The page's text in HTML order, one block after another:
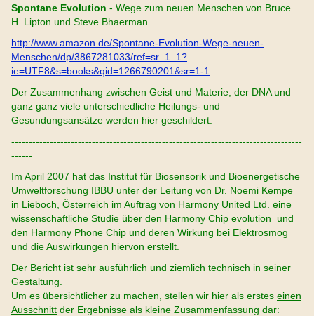
Spontane Evolution - Wege zum neuen Menschen von Bruce
H. Lipton und Steve Bhaerman
http://www.amazon.de/Spontane-Evolution-Wege-neuen-
Menschen/dp/3867281033/ref=sr_1_1?
ie=UTF8&s=books&qid=1266790201&sr=1-1
Der Zusammenhang zwischen Geist und Materie, der DNA und
ganz ganz viele unterschiedliche Heilungs- und
Gesundungsansätze werden hier geschildert.
-----------------------------------------------------------------------------------
------
Im April 2007 hat das Institut für Biosensorik und Bioenergetische
Umweltforschung IBBU unter der Leitung von Dr. Noemi Kempe
in Lieboch, Österreich im Auftrag von Harmony United Ltd. eine
wissenschaftliche Studie über den Harmony Chip evolution und
den Harmony Phone Chip und deren Wirkung bei Elektrosmog
und die Auswirkungen hiervon erstellt.
Der Bericht ist sehr ausführlich und ziemlich technisch in seiner
Gestaltung.
Um es übersichtlicher zu machen, stellen wir hier als erstes einen
Ausschnitt der Ergebnisse als kleine Zusammenfassung dar: